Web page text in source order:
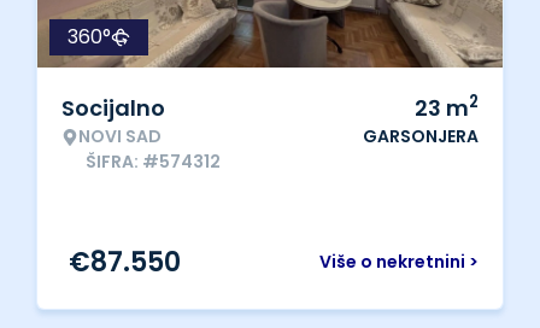
360°
Socijalno
NOVI SAD
ŠIFRA: #574312
23 m2
GARSONJERA
Više o nekretnini >
€87.550